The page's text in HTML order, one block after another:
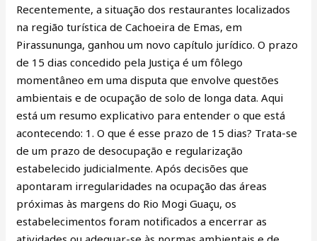
Recentemente, a situação dos restaurantes localizados
na região turística de Cachoeira de Emas, em
Pirassununga, ganhou um novo capítulo jurídico. O prazo
de 15 dias concedido pela Justiça é um fôlego
momentâneo em uma disputa que envolve questões
ambientais e de ocupação de solo de longa data. Aqui
está um resumo explicativo para entender o que está
acontecendo: 1. O que é esse prazo de 15 dias? Trata-se
de um prazo de desocupação e regularização
estabelecido judicialmente. Após decisões que
apontaram irregularidades na ocupação das áreas
próximas às margens do Rio Mogi Guaçu, os
estabelecimentos foram notificados a encerrar as
Prazo
Judicial